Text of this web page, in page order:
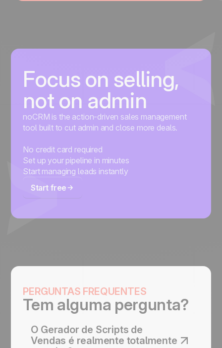
Focus on selling,
not on admin
noCRM is the action-driven sales management
tool built to cut admin and close more deals.
No credit card required
Set up your pipeline in minutes
Start managing leads instantly
Start free
PERGUNTAS FREQUENTES
Tem alguma pergunta?
O Gerador de Scripts de
Vendas é realmente totalmente